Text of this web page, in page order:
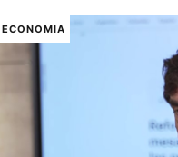
ECONOMIA